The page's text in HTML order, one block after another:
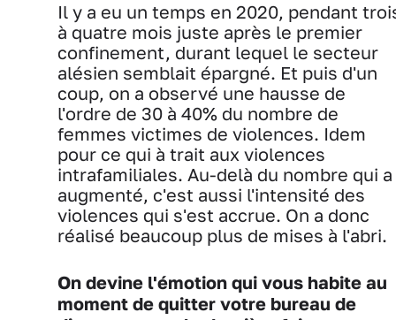
Il y a eu un temps en 2020, pendant
à quatre mois juste après le premier
confinement, durant lequel le secteur
alésien semblait épargné. Et puis d'un
coup, on a observé une hausse de
l'ordre de 30 à 40% du nombre de
femmes victimes de violences. Idem
pour ce qui à trait aux violences
intrafamiliales. Au-delà du nombre qui a
augmenté, c'est aussi l'intensité des
violences qui s'est accrue. On a donc
réalisé beaucoup plus de mises à l'abri.
On devine l'émotion qui vous habite au
moment de quitter votre bureau de